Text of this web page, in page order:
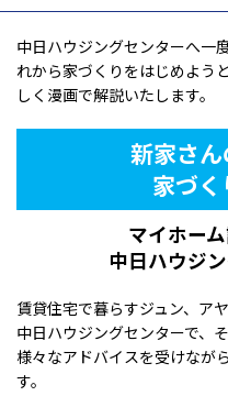
中日ハウジングセンターへ一
れから家づくりをはじめよう
しく漫画で解説いたします。
新家さ
家づ
マイホー
中日ハウジ
賃貸住宅で暮らすジュン、ア
中日ハウジングセンターで、
様々なアドバイスを受けなが
す。